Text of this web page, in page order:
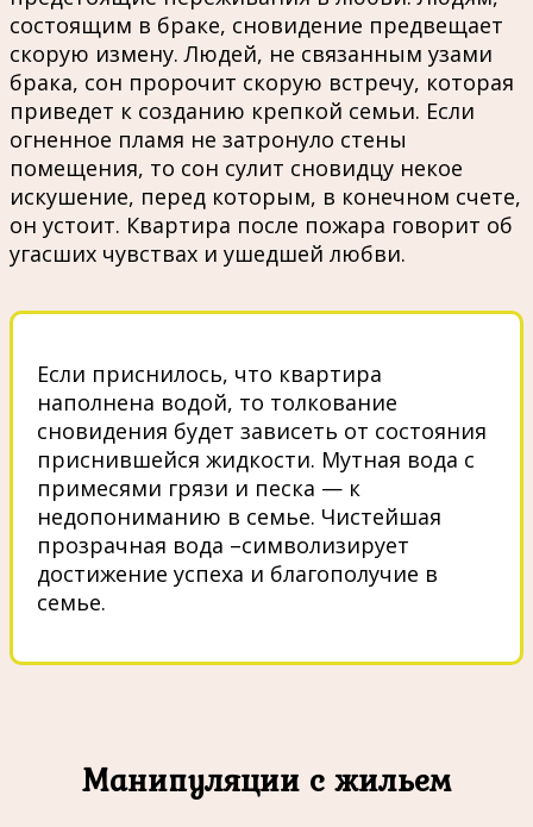
состоящим в браке, сновидение предвещает
скорую измену. Людей, не связанным узами
брака, сон пророчит скорую встречу, которая
приведет к созданию крепкой семьи. Если
огненное пламя не затронуло стены
помещения, то сон сулит сновидцу некое
искушение, перед которым, в конечном счете,
он устоит. Квартира после пожара говорит об
угасших чувствах и ушедшей любви.
Если приснилось, что квартира
наполнена водой, то толкование
сновидения будет зависеть от состояния
приснившейся жидкости. Мутная вода с
примесями грязи и песка — к
недопониманию в семье. Чистейшая
прозрачная вода –символизирует
достижение успеха и благополучие в
семье.
Манипуляции с жильем